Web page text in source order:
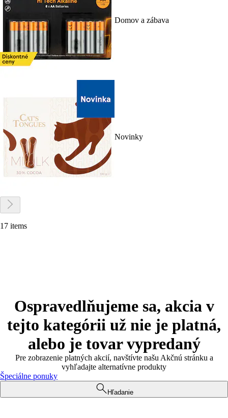
Domov a zábava
Novinky
17 items
Ospravedlňujeme sa, akcia v
tejto kategórii už nie je platná,
alebo je tovar vypredaný
Pre zobrazenie platných akcií, navštívte našu Akčnú stránku a
vyhľadajte alternatívne produkty
Špeciálne ponuky
Hľadanie